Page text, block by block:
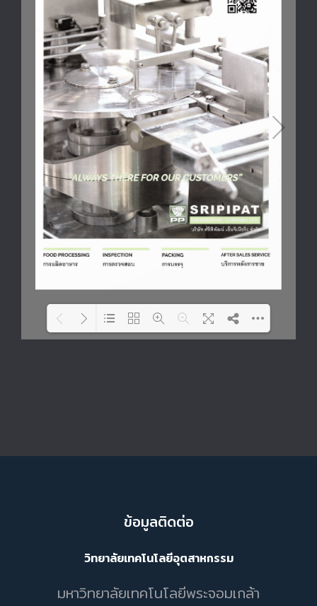
WordPress Flipbook Plugin
ข้อมูลติดต่อ
วิทยาลัยเทคโนโลยีอุตสาหกรรม
มหาวิทยาลัยเทคโนโลยีพระจอมเกล้า